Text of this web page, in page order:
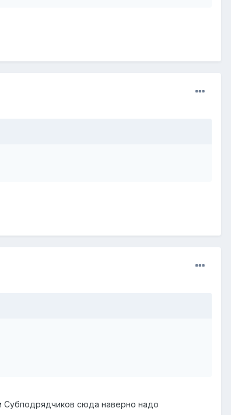
Субподрядчиков сюда наверно надо